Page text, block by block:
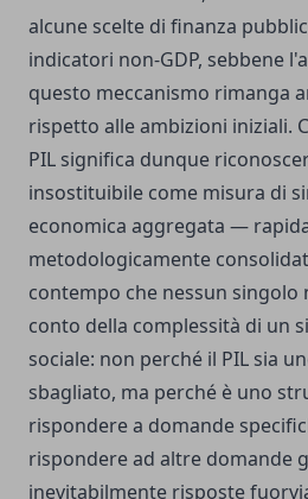
alcune scelte di finanza
indicatori non-GDP, sebbene
questo meccanismo rimanga
rispetto alle ambizioni iniziali.
PIL significa dunque
insostituibile come misura di
economica aggregata —
metodologicamente
contempo che nessun
conto della complessità di un
sociale: non perché il PIL sia
sbagliato, ma perché è uno
rispondere a domande
rispondere ad altre domande
inevitabilmente risposte